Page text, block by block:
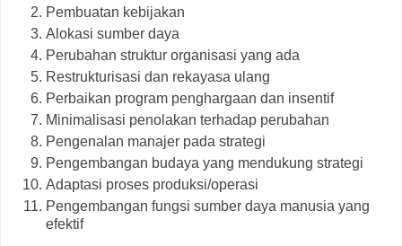
Pembuatan kebijakan
Alokasi sumber daya
Perubahan struktur organisasi yang ada
Restrukturisasi dan rekayasa ulang
Perbaikan program penghargaan dan insentif
Minimalisasi penolakan terhadap perubahan
Pengenalan manajer pada strategi
Pengembangan budaya yang mendukung strategi
Adaptasi proses produksi/operasi
Pengembangan fungsi sumber daya manusia yang
efektif